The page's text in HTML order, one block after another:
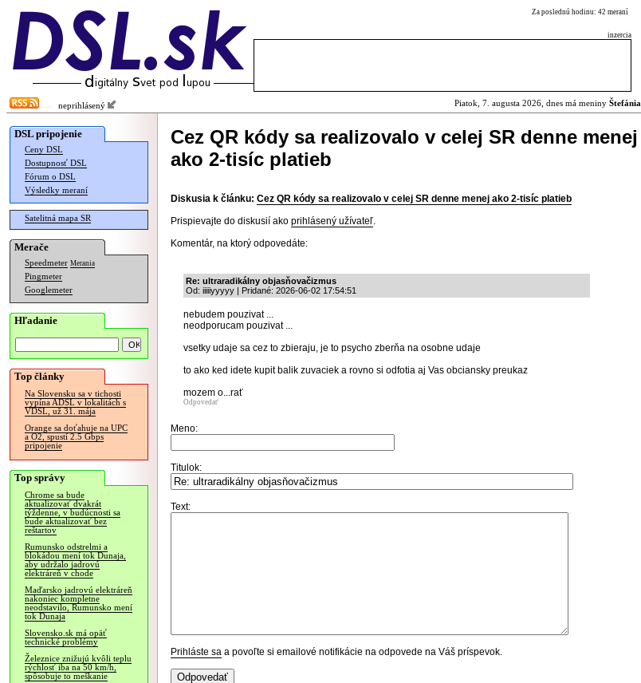
Za poslednú hodinu: 42 meraní
inzercia
neprihlásený Piatok, 7. augusta 2026, dnes má meniny Štefánia
DSL pripojenie
Ceny DSL
Dostupnosť DSL
Fórum o DSL
Výsledky meraní
Satelitná mapa SR
Merače
Speedmeter Merania
Pingmeter
Googlemeter
Hľadanie
Top články
Na Slovensku sa v tichosti
vypína ADSL v lokalitách s
VDSL, už 31. mája
Orange sa doťahuje na UPC
a O2, spustí 2.5 Gbps
pripojenie
Top správy
Chrome sa bude
aktualizovať dvakrát
týždenne, v budúcnosti sa
bude aktualizovať bez
reštartov
Rumunsko odstrelmi a
blokádou mení tok Dunaja,
aby udržalo jadrovú
elektráreň v chode
Maďarsko jadrovú elektráreň
nakoniec kompletne
neodstavilo, Rumunsko mení
tok Dunaja
Slovensko.sk má opäť
technické problémy
Železnice znižujú kvôli teplu
rýchlosť iba na 50 km/h,
spôsobuje to meškanie
Cez QR kódy sa realizovalo v celej SR denne menej
ako 2-tisíc platieb
Diskusia k článku: Cez QR kódy sa realizovalo v celej SR denne menej ako 2-tisíc platieb
Prispievajte do diskusií ako prihlásený užívateľ.
Komentár, na ktorý odpovedáte:
Re: ultraradikálny objasňovačizmus
Od: iiiiiyyyyy | Pridané: 2026-06-02 17:54:51
nebudem pouzivat ...
neodporucam pouzivat ...
vsetky udaje sa cez to zbieraju, je to psycho zberňa na osobne udaje
to ako ked idete kupit balik zuvaciek a rovno si odfotia aj Vas obciansky preukaz
mozem o...rať
Odpovedať
Meno:
Titulok:
Text:
Prihláste sa a povoľte si emailové notifikácie na odpovede na Váš príspevok.